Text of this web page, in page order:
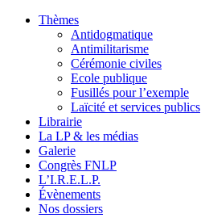
Thèmes
Antidogmatique
Antimilitarisme
Cérémonie civiles
Ecole publique
Fusillés pour l’exemple
Laïcité et services publics
Librairie
La LP & les médias
Galerie
Congrès FNLP
L’I.R.E.L.P.
Évènements
Nos dossiers